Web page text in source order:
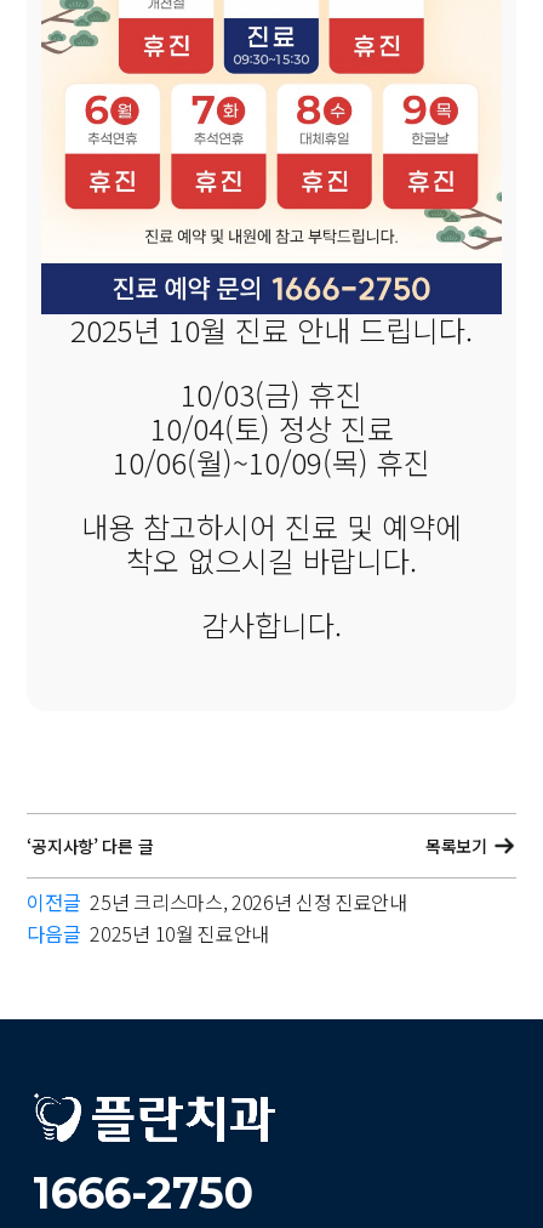
2025년 10월 진료 안내 드립니다.
10/03(금) 휴진
10/04(토) 정상 진료
10/06(월)~10/09(목) 휴진
내용 참고하시어 진료 및 예약에
착오 없으시길 바랍니다.
감사합니다.
‘공지사항’ 다른 글 목록보기
이전글 25년 크리스마스, 2026년 신정 진료안내
다음글 2025년 10월 진료안내
1666-2750